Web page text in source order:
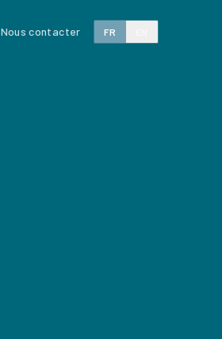
Nous contacter FR